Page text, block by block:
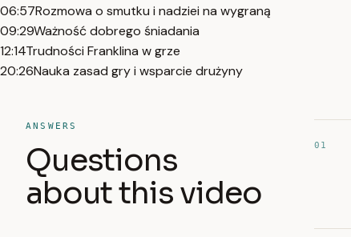
06:57Rozmowa o smutku i nadziei na wygraną
09:29Ważność dobrego śniadania
12:14Trudności Franklina w grze
20:26Nauka zasad gry i wsparcie drużyny
ANSWERS
Questions
about this video
01